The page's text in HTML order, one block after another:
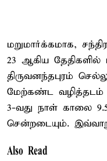
மறுமார்க்கமாக,
23 ஆகிய தேதிகளில்
திருவனந்தபுரம்
மேற்கண்ட வழித்தடம்
3-வது நாள் காலை
சென்றடையும்.
Also Read